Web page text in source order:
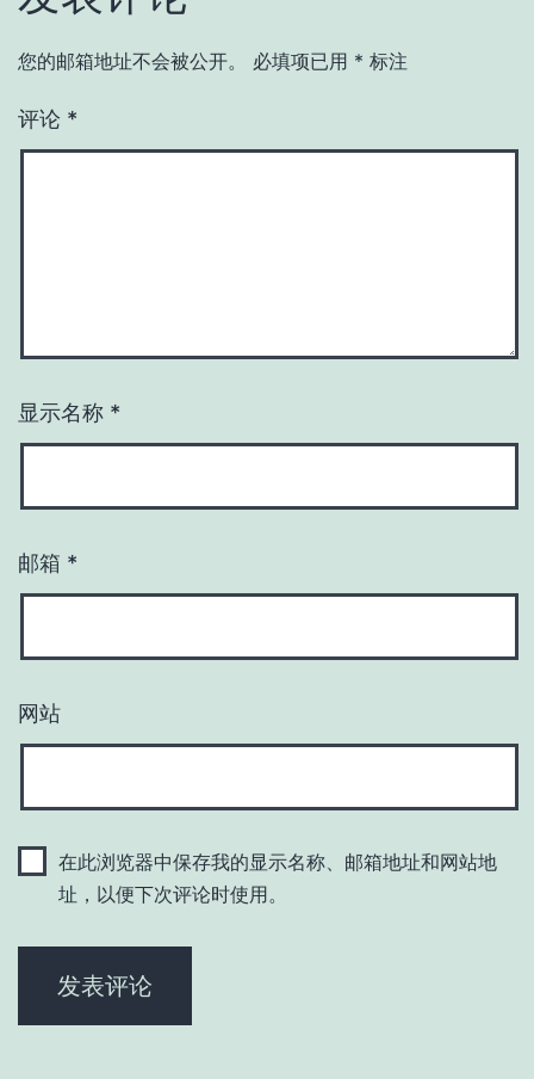
您的邮箱地址不会被公开。 必填项已用 * 标注
评论 *
显示名称 *
邮箱 *
网站
在此浏览器中保存我的显示名称、邮箱地址和网站地
址，以便下次评论时使用。